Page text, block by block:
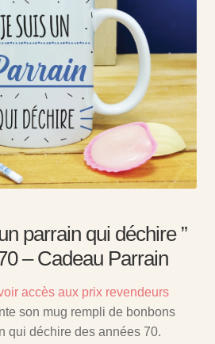
parrain qui déchire ”
– Cadeau Parrain
accès aux prix revendeurs
son mug rempli de bonbons
qui déchire des années 70.